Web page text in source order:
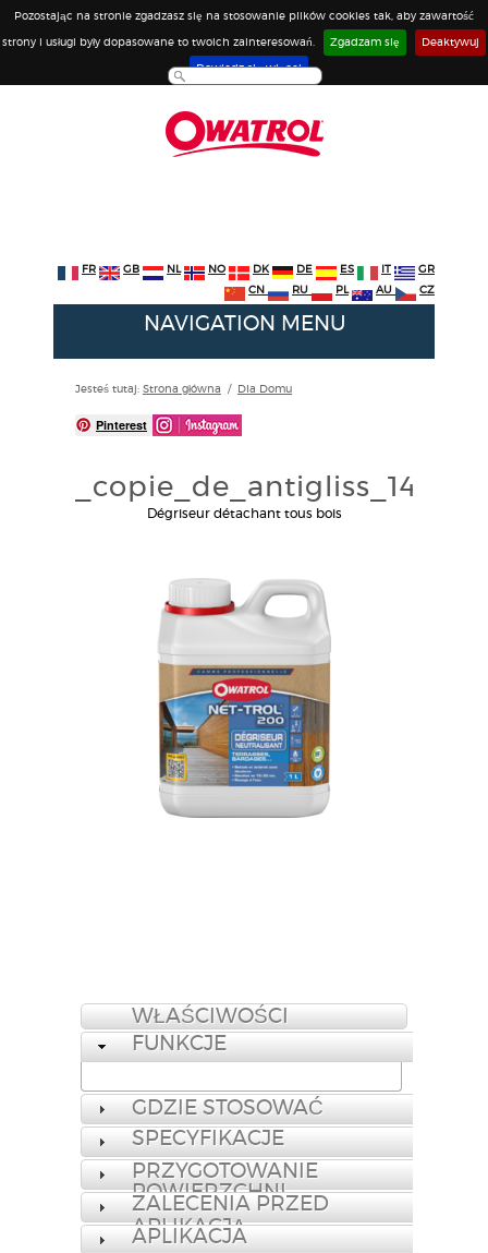
Pozostając na stronie zgadzasz się na stosowanie plików cookies tak, aby zawartość
strony i usługi były dopasowane to twoich zainteresowań. Zgadzam się Deaktywuj
Dowiedz się więcej
FR GB NL NO DK DE ES IT
GR
CN
RU PL AU CZ
NAVIGATION MENU
Jesteś tutaj: Strona główna / Dla Domu
Pinterest
Dégriseur détachant tous bois
WŁAŚCIWOŚCI
FUNKCJE
GDZIE STOSOWAĆ
SPECYFIKACJE
PRZYGOTOWANIE
POWIERZCHNI
ZALECENIA PRZED
APLIKACJĄ
APLIKACJA